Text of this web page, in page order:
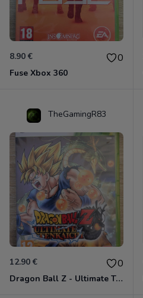
8.90 € 0
Fuse Xbox 360
TheGamingR83
12.90 € 0
Dragon Ball Z - Ultimate Tenkaichi Xbox 360